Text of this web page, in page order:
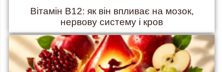
Вітамін B12: як він впливає на мозок,
нервову систему і кров